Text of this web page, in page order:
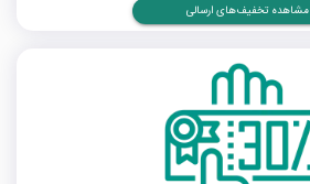
مشاهده تخفیف‌های ارسالی